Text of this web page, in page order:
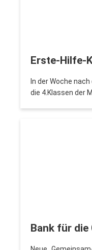
Erste-Hilfe-
In der Woche
die 4.Klassen der
Bank für die